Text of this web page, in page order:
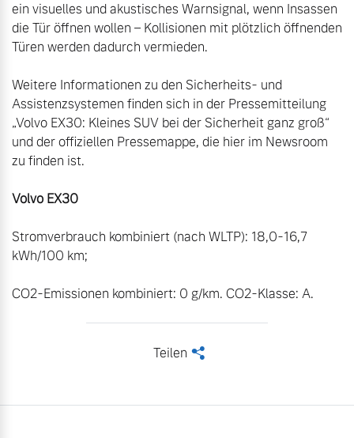
ein visuelles und akustisches Warnsignal, wenn Insassen
die Tür öffnen wollen – Kollisionen mit plötzlich öffnenden
Türen werden dadurch vermieden.
Weitere Informationen zu den Sicherheits- und
Assistenzsystemen finden sich in der Pressemitteilung
„Volvo EX30: Kleines SUV bei der Sicherheit ganz groß“
und der offiziellen Pressemappe, die hier im Newsroom
zu finden ist.
Volvo EX30
Stromverbrauch kombiniert (nach WLTP): 18,0-16,7
kWh/100 km;
CO2-Emissionen kombiniert: 0 g/km. CO2-Klasse: A.
Teilen <